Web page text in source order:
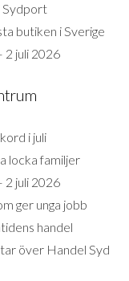
Sydport
butiken i Sverige
2 juli 2026
i juli
locka familjer
2 juli 2026
ger unga jobb
handel
över Handel Syd